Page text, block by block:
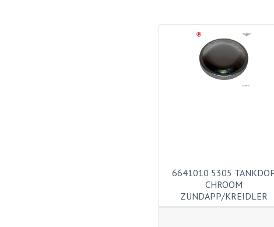
6641010 5305
CHROOM
ZUNDAPP/KREIDLER